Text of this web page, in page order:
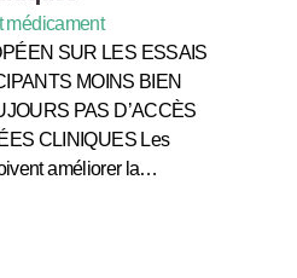
médicament
SUR LES ESSAIS
MOINS BIEN
PAS D’ACCÈS
CLINIQUES Les
améliorer la…